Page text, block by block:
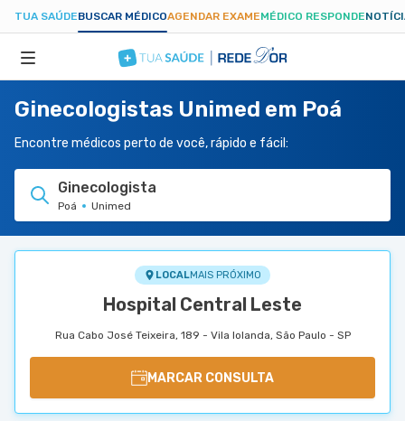
TUA SAÚDEBUSCAR MÉDICOAGENDAR EXAMEMÉDICO RESPONDE
ESPECIALIDADES
HOSPITAIS
TUASAUDE.COM
Ginecologistas Unimed em Poá
Encontre médicos perto de você, rápido e fácil:
Ginecologista
Poá Unimed
LOCALMAIS PRÓXIMO
Hospital Central Leste
Rua Cabo José Teixeira, 189 - Vila Iolanda, São Paulo - SP
MARCAR CONSULTA